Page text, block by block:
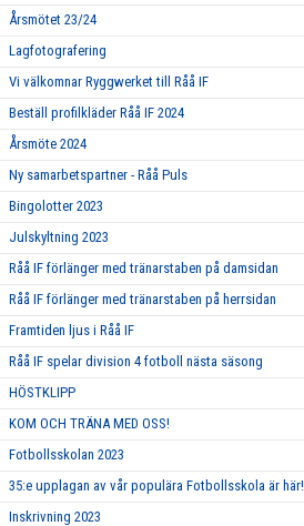
Årsmötet 23/24
Lagfotografering
Vi välkomnar Ryggwerket till Råå IF
Beställ profilkläder Råå IF 2024
Årsmöte 2024
Ny samarbetspartner - Råå Puls
Bingolotter 2023
Julskyltning 2023
Råå IF förlänger med tränarstaben på damsidan
Råå IF förlänger med tränarstaben på herrsidan
Framtiden ljus i Råå IF
Råå IF spelar division 4 fotboll nästa säsong
HÖSTKLIPP
KOM OCH TRÄNA MED OSS!
Fotbollsskolan 2023
35:e upplagan av vår populära Fotbollsskola är här!
Inskrivning 2023